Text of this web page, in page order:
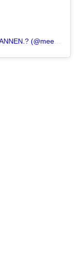
Een bericht gedeeld door MEERVOORMANNEN.? (@meervoormannen)